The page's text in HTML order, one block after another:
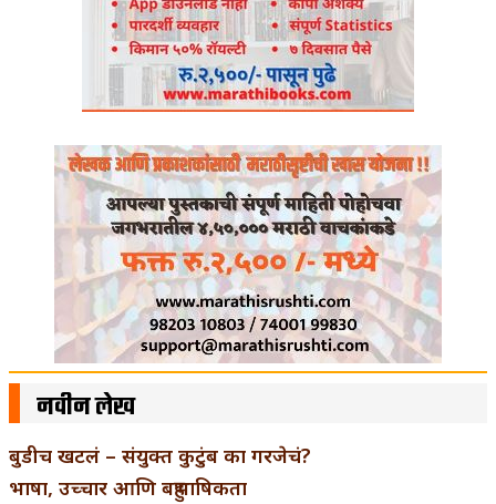
नवीन लेख
बुडीच खटलं – संयुक्त कुटुंब का गरजेचं?
भाषा, उच्चार आणि बहुभाषिकता